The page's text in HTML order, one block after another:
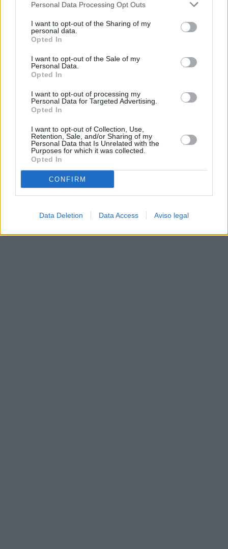
negar su consentimiento. Tenga en cuenta que algún
de su consentimiento, pero usted tiene el derecho de
rechazar tal procesamiento. Sus preferencias se aplicarán
cualquier momento entrando de nuevo en este sitio web o
visitando nuestra política de privacidad.
Personal Data Processing Opt Outs
I want to opt-out of the Sharing of my
personal data.
Opted In
I want to opt-out of the Sale of my
Personal Data.
Opted In
I want to opt-out of processing my
Personal Data for Targeted Advertising.
Opted In
I want to opt-out of Collection, Use,
Retention, Sale, and/or Sharing of my
Personal Data that Is Unrelated with the
Purposes for which it was collected.
Opted In
CONFIRM
Data Deletion Data Access Aviso legal